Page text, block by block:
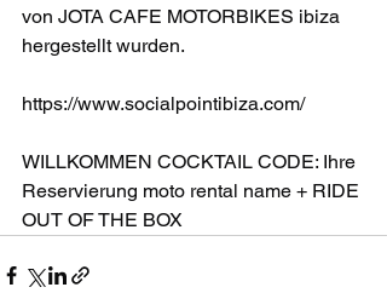
von JOTA CAFE MOTORBIKES ibiza
hergestellt wurden.
https://www.socialpointibiza.com/
WILLKOMMEN COCKTAIL CODE: Ihre
Reservierung moto rental name + RIDE
OUT OF THE BOX